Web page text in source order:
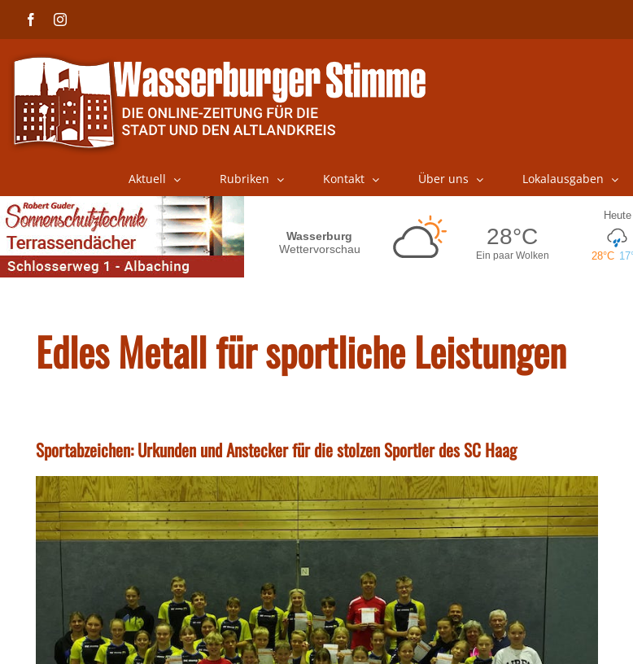
FacebookInstagram
Aktuell Rubriken Kontakt Über uns Lokalausgaben
Edles Metall für sportliche Leistungen
Sportabzeichen: Urkunden und Anstecker für die stolzen Sportler des SC Haag